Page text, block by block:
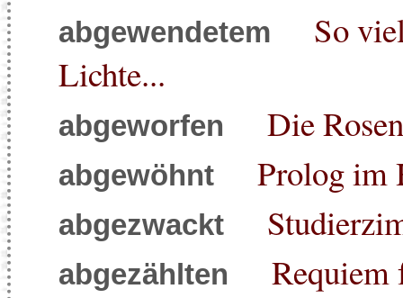
abgewendetem
So
Lichte...
abgeworfen Die
abgewöhnt Prolog im
abgezwackt
abgezählten Requiem